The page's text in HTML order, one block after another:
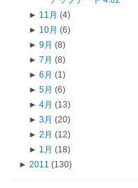
► 11月 (4)
► 10月 (6)
► 9月 (8)
► 7月 (8)
► 6月 (1)
► 5月 (6)
► 4月 (13)
► 3月 (20)
► 2月 (12)
► 1月 (18)
► 2011 (130)